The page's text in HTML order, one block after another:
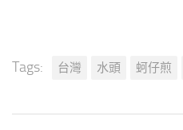
Tags: 台灣 水頭 蚵仔煎